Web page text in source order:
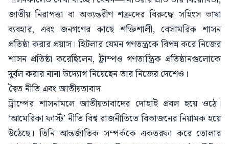
জাতীয় নিরাপত্তা বা অভ্যন্তরীণ শত্রুদের বিরুদ্ধে সহিংস ভাষা
ব্যবহার, এবং জনগণের কাছে শক্তিশালী, বেসামরিক শাসন
প্রতিষ্ঠা করার প্রয়াস। হিটলার যেমন গণতন্ত্রকে বিপন্ন করে নিজের
শাসন প্রতিষ্ঠা করেছিলেন, ট্রাম্পও গণতান্ত্রিক প্রতিষ্ঠানগুলোকে
দুর্বল করার নানা উদ্যোগ নিয়েছেন তার নিজের দেশেও।
দ্বৈত নীতি এবং জাতীয়তাবাদ
ট্রাম্পের শাসনামলে জাতীয়তাবাদের দোহাই প্রবল হয়ে ওঠে।
‘আমেরিকা ফার্স্ট’ নীতি বিশ্ব রাজনীতিতে বিভাজনের নিয়ামক হয়ে
উঠেছে। তিনি আন্তর্জাতিক সম্পর্ককে একতরফা করে তোলার